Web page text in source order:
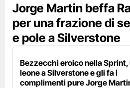
Jorge Martin beffa
per una frazione di
e pole a Silverstone
Bezzecchi eroico nella Sprint,
leone a Silverstone e gli fa i
complimenti pure Jorge